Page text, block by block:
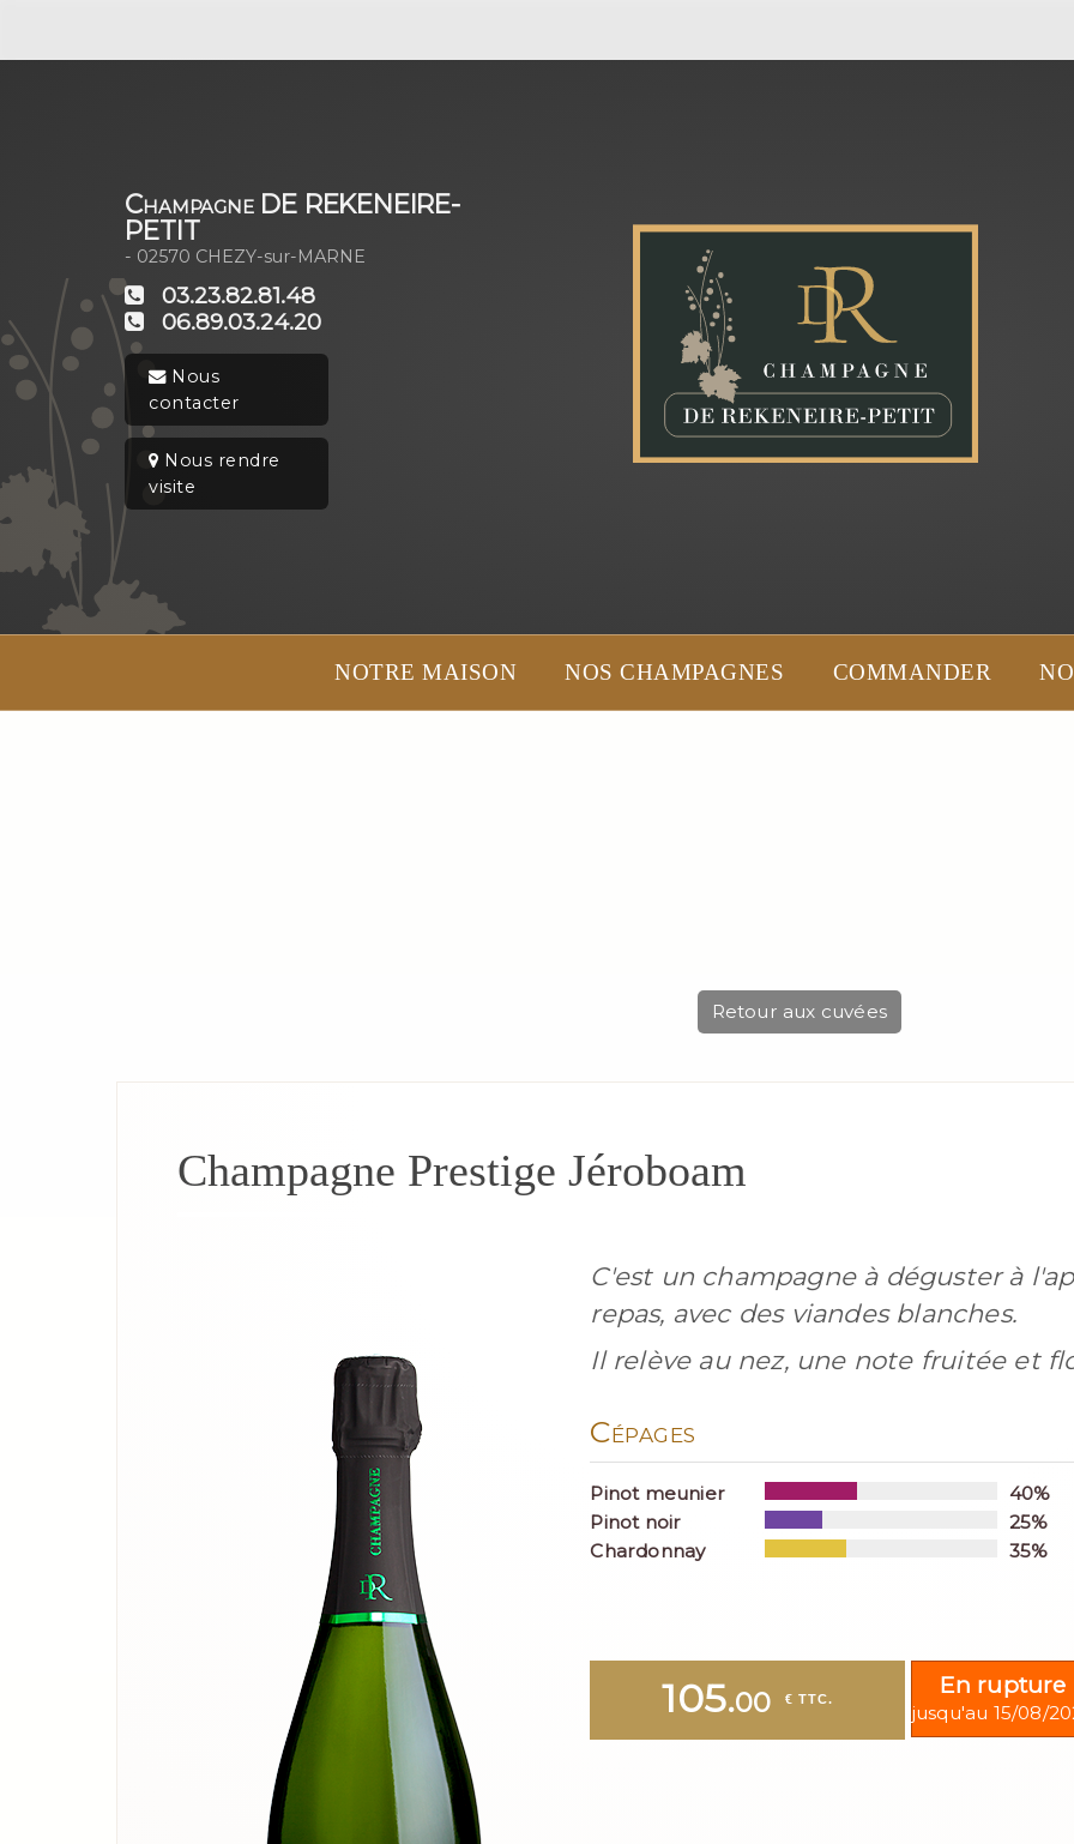
Champagne DE REKENEIRE-
PETIT
- 02570 CHEZY-sur-MARNE
03.23.82.81.48
06.89.03.24.20
Nous
contacter
Nous rendre
visite
NOTRE MAISON NOS CHAMPAGNES COMMANDER
Retour aux cuvées
Champagne Prestige Jéroboam
C'est un champagne à déguster à
repas, avec des viandes blanches.
Il relève au nez, une note fruitée et
Cépages
Pinot meunier
40%
Pinot noir
25%
Chardonnay
35%
105.00  € TTC. En rupture
jusqu'au 15/08/